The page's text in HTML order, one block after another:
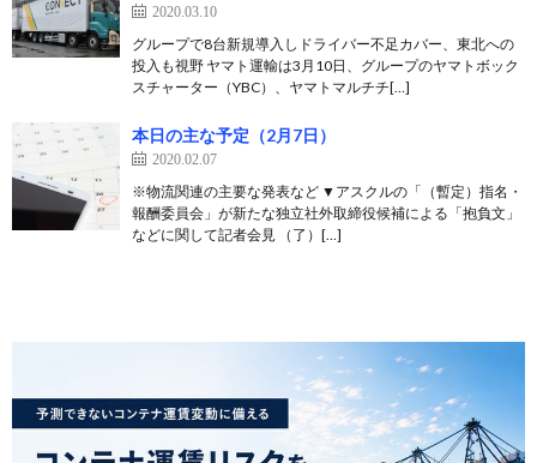
2020.03.10
グループで8台新規導入しドライバー不足カバー、東北への
投入も視野 ヤマト運輸は3月10日、グループのヤマトボック
スチャーター（YBC）、ヤマトマルチチ[…]
本日の主な予定（2月7日）
2020.02.07
※物流関連の主要な発表など ▼アスクルの「（暫定）指名・
報酬委員会」が新たな独立社外取締役候補による「抱負文」
などに関して記者会見 （了）[…]